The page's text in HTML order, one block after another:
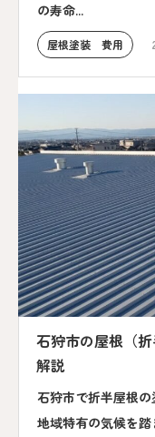
の寿命...
屋根塗装 費用
石狩市の屋根（
解説
石狩市で折半屋根の
地域特有の気候を